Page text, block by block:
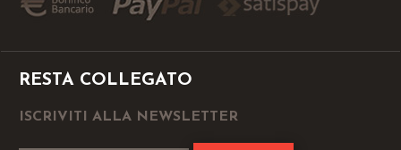
RESTA COLLEGATO
ISCRIVITI ALLA NEWSLETTER